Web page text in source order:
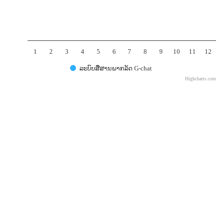
ລະບົບສື່ສານພາກລັດ G-chat
1 2 3 4 5 6 7 8 9 10 11 12
Highcharts.com